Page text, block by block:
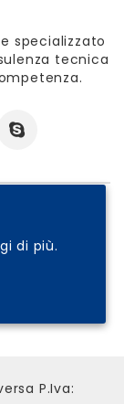
specializzato
tecnica
P.Iva:
di più.